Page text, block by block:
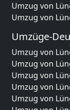
Umzug von
Umzug von
Umzüge-
Umzug von
Umzug von
Umzug von
Umzug von
Umzug von